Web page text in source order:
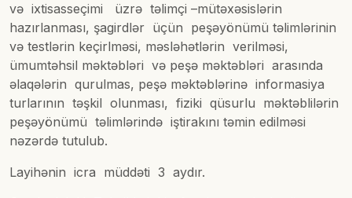
və ixtisasseçimi üzrə təlimçi –mütəxəsislərin
hazırlanması, şagirdlər üçün peşəyönümü təlimlərinin
və testlərin keçirlməsi, məsləhətlərin verilməsi,
ümumtəhsil məktəbləri və peşə məktəbləri arasında
əlaqələrin qurulmas, peşə məktəblərinə informasiya
turlarının təşkil olunması, fiziki qüsurlu məktəblilərin
peşəyönümü təlimlərində iştirakını təmin edilməsi
nəzərdə tutulub.
Layihənin icra müddəti 3 aydır.